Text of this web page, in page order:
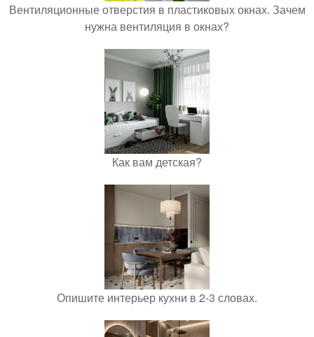
Вентиляционные отверстия в пластиковых окнах. Зачем
нужна вентиляция в окнах?
Как вам детская?
Опишите интерьер кухни в 2-3 словах.